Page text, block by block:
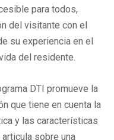
para todos,
del visitante con el
su experiencia en el
del residente.
DTI promueve la
que tiene en cuenta la
y las características
sobre una